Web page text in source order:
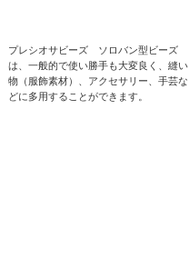
プレシオサビーズ ソロバン型ビーズ
は、一般的で使い勝手も大変良く、縫い
物（服飾素材）、アクセサリー、手芸な
どに多用することができます。